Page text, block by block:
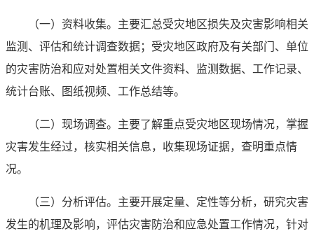
（一）资料收集。 主要汇总受灾地区损失及灾害影响相关
监测、评估和统计调查数据；受灾地区政府及有关部门、单位
的灾害防治和应对处置相关文件资料、监测数据、工作记录、
统计台账、图纸视频、工作总结等。
（二）现场调查。 主要了解重点受灾地区现场情况，掌握
灾害发生经过，核实相关信息，收集现场证据，查明重点情
况。
（三）分析评估。 主要开展定量、定性等分析，研究灾害
发生的机理及影响，评估灾害防治和应急处置工作情况，针对